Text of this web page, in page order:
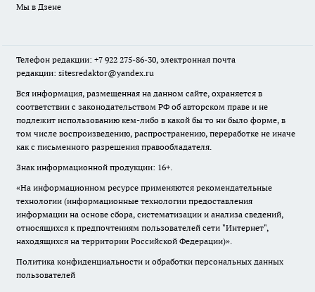
Мы в Дзене
Телефон редакции: +7 922 275-86-30, электронная почта
редакции: sitesredaktor@yandex.ru
Вся информация, размещенная на данном сайте, охраняется в
соответствии с законодательством РФ об авторском праве и не
подлежит использованию кем-либо в какой бы то ни было форме, в
том числе воспроизведению, распространению, переработке не иначе
как с письменного разрешения правообладателя.
Знак информационной продукции: 16+.
«На информационном ресурсе применяются рекомендательные
технологии (информационные технологии предоставления
информации на основе сбора, систематизации и анализа сведений,
относящихся к предпочтениям пользователей сети "Интернет",
находящихся на территории Российской Федерации)».
Политика конфиденциальности и обработки персональных данных
пользователей